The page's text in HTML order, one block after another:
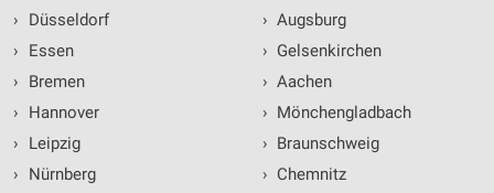
›
Düsseldorf
›
Essen
›
Bremen
›
Hannover
›
Leipzig
›
Nürnberg
› Augsburg
› Gelsenkirchen
› Aachen
› Mönchengladbach
› Braunschweig
› Chemnitz